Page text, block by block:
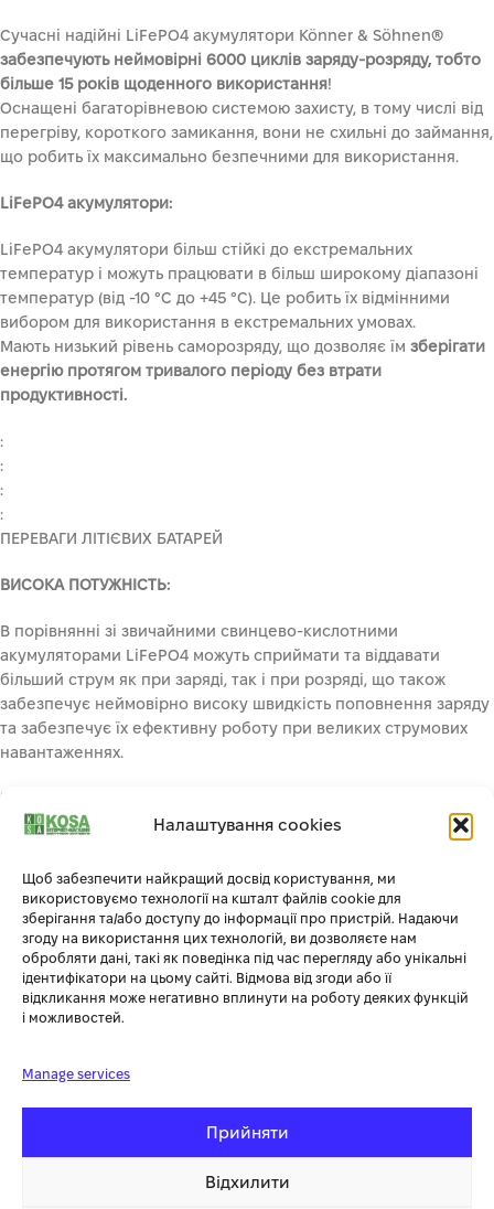
Налаштування cookies
Щоб забезпечити найкращий досвід користування, ми
використовуємо технології на кшталт файлів cookie для
зберігання та/або доступу до інформації про пристрій. Надаючи
згоду на використання цих технологій, ви дозволяєте нам
обробляти дані, такі як поведінка під час перегляду або унікальні
ідентифікатори на цьому сайті. Відмова від згоди або її
відкликання може негативно вплинути на роботу деяких функцій
і можливостей.
Manage services
Прийняти
Відхилити
Сучасні надійні LiFePO4 акумулятори Könner & Söhnen®
забезпечують неймовірні 6000 циклів заряду-розряду, тобто
більше 15 років щоденного використання!
Оснащені багаторівневою системою захисту, в тому числі від
перегріву, короткого замикання, вони не схильні до займання,
що робить їх максимально безпечними для використання.
LiFePO4 акумулятори:
LiFePO4 акумулятори більш стійкі до екстремальних
температур і можуть працювати в більш широкому діапазоні
температур (від -10 °C до +45 °C). Це робить їх відмінними
вибором для використання в екстремальних умовах.
Мають низький рівень саморозряду, що дозволяє їм зберігати
енергію протягом тривалого періоду без втрати
продуктивності.
:
:
:
:
ПЕРЕВАГИ ЛІТІЄВИХ БАТАРЕЙ
ВИСОКА ПОТУЖНІСТЬ:
В порівнянні зі звичайними свинцево-кислотними
акумуляторами LiFePO4 можуть сприймати та віддавати
більший струм як при заряді, так і при розряді, що також
забезпечує неймовірно високу швидкість поповнення заряду
та забезпечує їх ефективну роботу при великих струмових
навантаженнях.
ВИСОКА ЄМНІСТЬ ТА ЩІЛЬНІСТЬ ЕНЕРГІЇ
Технологія LiFePO4 гарантує збереження високої ємності
акумуляторів протягом багатьох років використання,
забезпечує високу щільність енергії, що дозволяє зберігати
більше енергії в меншому об’ємі.
НАЙБЕЗПЕЧНІШИЙ АКУМУЛЯТОР:
Мають максимальний багаторівневий захист по всім
ДОВГОВІЧНІСТЬ:
заряд-розряд, термін служби сягає 15 років.